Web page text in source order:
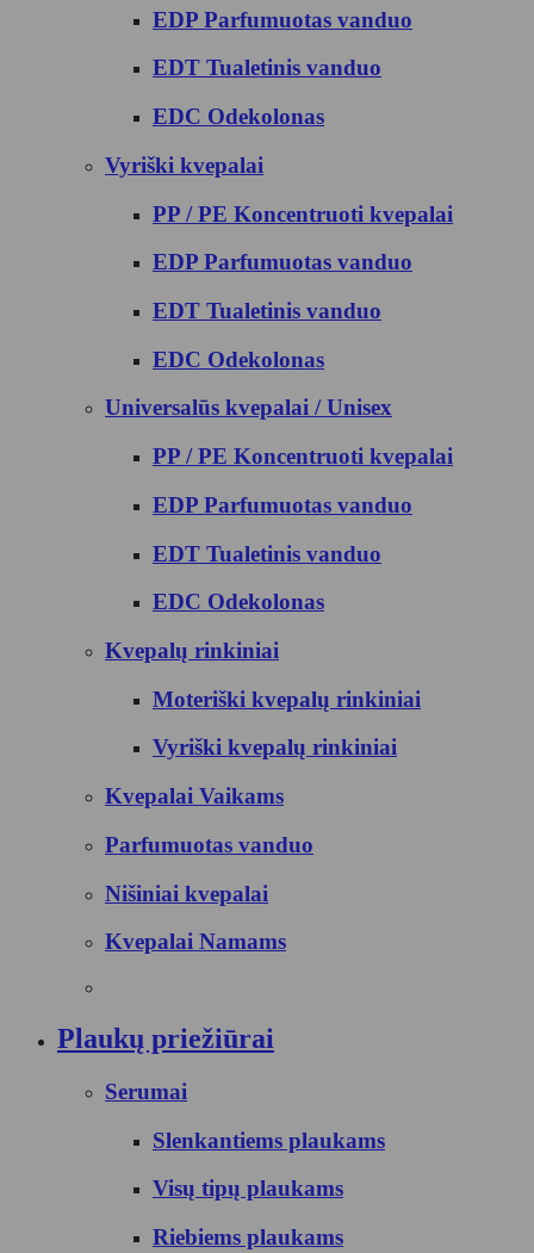
EDP Parfumuotas vanduo
EDT Tualetinis vanduo
EDC Odekolonas
Vyriški kvepalai
PP / PE Koncentruoti kvepalai
EDP Parfumuotas vanduo
EDT Tualetinis vanduo
EDC Odekolonas
Universalūs kvepalai / Unisex
PP / PE Koncentruoti kvepalai
EDP Parfumuotas vanduo
EDT Tualetinis vanduo
EDC Odekolonas
Kvepalų rinkiniai
Moteriški kvepalų rinkiniai
Vyriški kvepalų rinkiniai
Kvepalai Vaikams
Parfumuotas vanduo
Nišiniai kvepalai
Kvepalai Namams
Plaukų priežiūrai
Serumai
Slenkantiems plaukams
Visų tipų plaukams
Riebiems plaukams